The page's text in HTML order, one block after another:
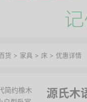
货 > 家具 > 床 > 优惠详情
源氏木